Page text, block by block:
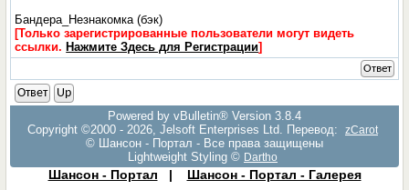
Бандера_Незнакомка (бэк)
[Только зарегистрированные пользователи могут видеть
ссылки. Нажмите Здесь для Регистрации]
Ответ
Ответ
Up
Powered by vBulletin® Version 3.8.4
Copyright ©2000 - 2026, Jelsoft Enterprises Ltd. Перевод:
zCarot
© Шансон - Портал - Все права защищены
Lightweight Styling © Dartho
Шансон - Портал | Шансон - Портал - Галерея